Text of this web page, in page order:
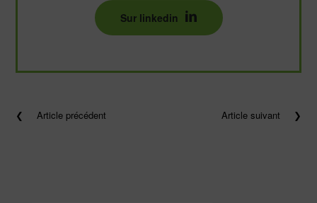
Sur linkedin
❮ Article précédent Article suivant ❯